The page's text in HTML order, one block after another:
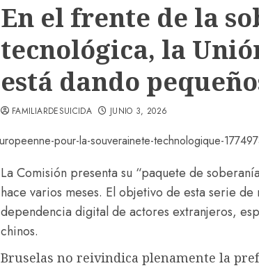
En el frente de la
tecnológica, la
está dando
FAMILIARDESUICIDA JUNIO 3, 2026
La Comisión presenta su “paquete de
hace varios meses. El objetivo de esta serie
dependencia digital de actores extranjeros,
chinos.
Bruselas no reivindica plenamente la